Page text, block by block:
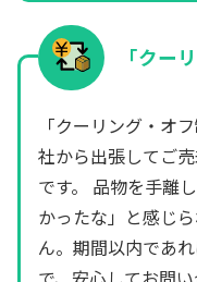
「クー
「クーリング・オ
社から出張してご
です。 品物を手離
かったな」と感じ
ん。期間以内であ